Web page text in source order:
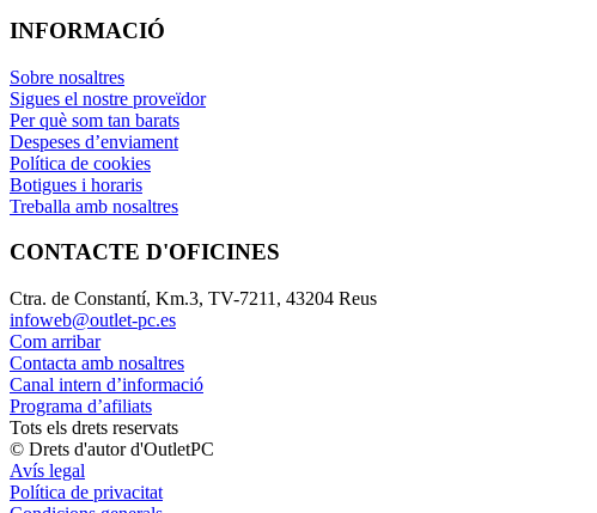
INFORMACIÓ
Sobre nosaltres
Sigues el nostre proveïdor
Per què som tan barats
Despeses d’enviament
Política de cookies
Botigues i horaris
Treballa amb nosaltres
CONTACTE D'OFICINES
Ctra. de Constantí, Km.3, TV-7211, 43204 Reus
infoweb@outlet-pc.es
Com arribar
Contacta amb nosaltres
Canal intern d’informació
Programa d’afiliats
Tots els drets reservats
© Drets d'autor d'OutletPC
Avís legal
Política de privacitat